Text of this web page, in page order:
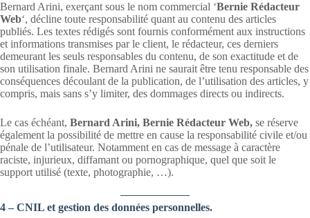
Bernard Arini, exerçant sous le nom commercial ‘Bernie Rédacteur
Web‘, décline toute responsabilité quant au contenu des articles
publiés. Les textes rédigés sont fournis conformément aux instructions
et informations transmises par le client, le rédacteur, ces derniers
demeurant les seuls responsables du contenu, de son exactitude et de
son utilisation finale. Bernard Arini ne saurait être tenu responsable des
conséquences découlant de la publication, de l’utilisation des articles, y
compris, mais sans s’y limiter, des dommages directs ou indirects.
Le cas échéant, Bernard Arini, Bernie Rédacteur Web, se réserve
également la possibilité de mettre en cause la responsabilité civile et/ou
pénale de l’utilisateur. Notamment en cas de message à caractère
raciste, injurieux, diffamant ou pornographique, quel que soit le
support utilisé (texte, photographie, …).
4 – CNIL et gestion des données personnelles.